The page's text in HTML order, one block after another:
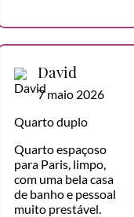
David
7 maio 2026
Quarto duplo
Quarto espaçoso
para Paris, limpo,
com uma bela casa
de banho e pessoal
muito prestável.